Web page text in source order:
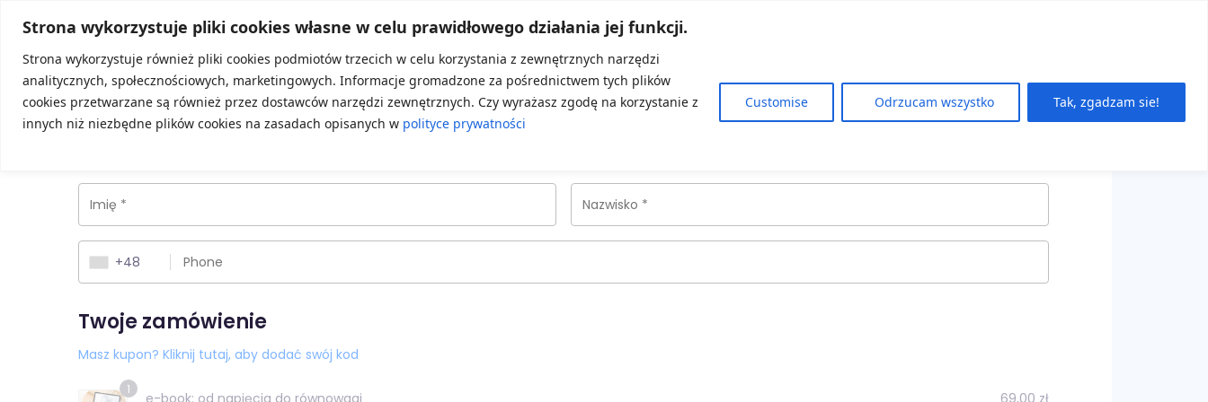
Strona wykorzystuje pliki cookies własne w celu prawidłowego działania jej funkcji.
Strona wykorzystuje również pliki cookies podmiotów trzecich w celu korzystania z zewnętrznych narzędzi
analitycznych, społecznościowych, marketingowych. Informacje gromadzone za pośrednictwem tych plików
cookies przetwarzane są również przez dostawców narzędzi zewnętrznych. Czy wyrażasz zgodę na korzystanie z
innych niż niezbędne plików cookies na zasadach opisanych w polityce prywatności
Customise Odrzucam wszystko Tak, zgadzam sie!
Powracający klient?Kliknij, aby się zalogować
Dane kontaktowe
+48
Twoje zamówienie
Masz kupon? Kliknij tutaj, aby dodać swój kod
1
e-book: od napięcia do równowagi 69,00 zł